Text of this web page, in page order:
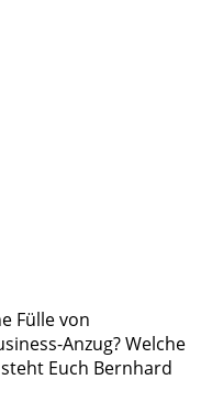
Fülle von
Anzug? Welche
steht Euch Bernhard